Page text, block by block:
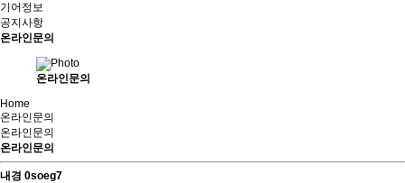
기어정보
공지사항
온라인문의
온라인문의
Home
온라인문의
온라인문의
온라인문의
내경 0soeg7